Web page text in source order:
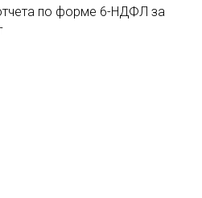
по форме 6-НДФЛ за